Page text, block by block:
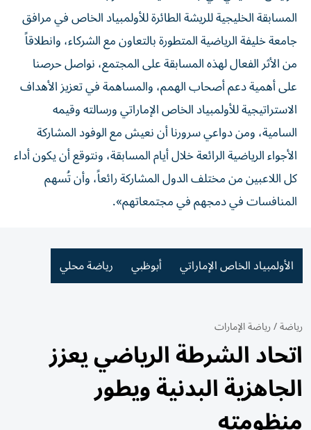
المسابقة الخليجية للريشة الطائرة للأولمبياد الخاص في مرافق
جامعة خليفة الرياضية المتطورة بالتعاون مع الشركاء، وانطلاقاً
من الأثر الفعال لهذه المسابقة على المجتمع، نواصل حرصنا
على أهمية دعم أصحاب الهمم، والمساهمة في تعزيز الأهداف
الاستراتيجية للأولمبياد الخاص الإماراتي ورسالته وقيمه
السامية، ومن دواعي سرورنا أن نعيش مع الوفود المشاركة
الأجواء الرياضية الرائعة خلال أيام المسابقة، ونتوقع أن يكون أداء
كل اللاعبين من مختلف الدول المشاركة رائعاً، وأن تُسهم
المنافسات في دمجهم في مجتمعاتهم».
الأولمبياد الخاص الإماراتي أبوظبي رياضة محلي
رياضة/رياضة الإمارات
اتحاد الشرطة الرياضي يعزز
الجاهزية البدنية ويطور